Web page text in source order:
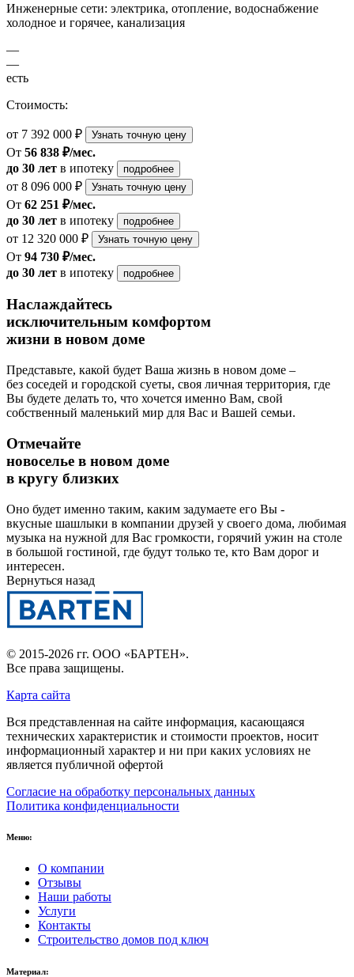
Инженерные сети: электрика, отопление, водоснабжение
холодное и горячее, канализация
—
—
есть
Стоимость:
от 7 392 000 ₽ Узнать точную цену
От 56 838 ₽/мес.
до 30 лет в ипотеку подробнее
от 8 096 000 ₽ Узнать точную цену
От 62 251 ₽/мес.
до 30 лет в ипотеку подробнее
от 12 320 000 ₽ Узнать точную цену
От 94 730 ₽/мес.
до 30 лет в ипотеку подробнее
Наслаждайтесь
исключительным комфортом
жизни в новом доме
Представьте, какой будет Ваша жизнь в новом доме –
без соседей и городской суеты, своя личная территория, где
Вы будете делать то, что хочется именно Вам, свой
собственный маленький мир для Вас и Вашей семьи.
Отмечайте
новоселье в новом доме
в кругу близких
Оно будет именно таким, каким задумаете его Вы -
вкусные шашлыки в компании друзей у своего дома, любимая
музыка на нужной для Вас громкости, горячий ужин на столе
в большой гостиной, где будут только те, кто Вам дорог и
интересен.
Вернуться назад
© 2015-2026 гг. ООО «БАРТЕН».
Все права защищены.
Карта сайта
Вся представленная на сайте информация, касающаяся
технических характеристик и стоимости проектов, носит
информационный характер и ни при каких условиях не
является публичной офертой
Согласие на обработку персональных данных
Политика конфиденциальности
Меню:
О компании
Отзывы
Наши работы
Услуги
Контакты
Строительство домов под ключ
Материал: